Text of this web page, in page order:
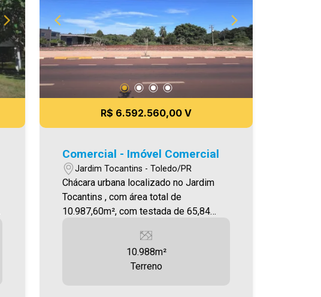
R$ 6.592.560,00 V
Comercial - Imóvel Comercial
Jardim Tocantins - Toledo/PR
Chácara urbana localizado no Jardim
Tocantins , com área total de
10.987,60m², com testada de 65,84
possui localização estratégica para
instalação de Posto de combustível,
Salas comercial (Street Mall).
10.988m²
Terreno